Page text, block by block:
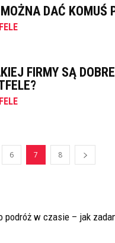
DAĆ KOMUŚ
FIRMY SĄ DOBRE
6 7 8
podróż w czasie – jak